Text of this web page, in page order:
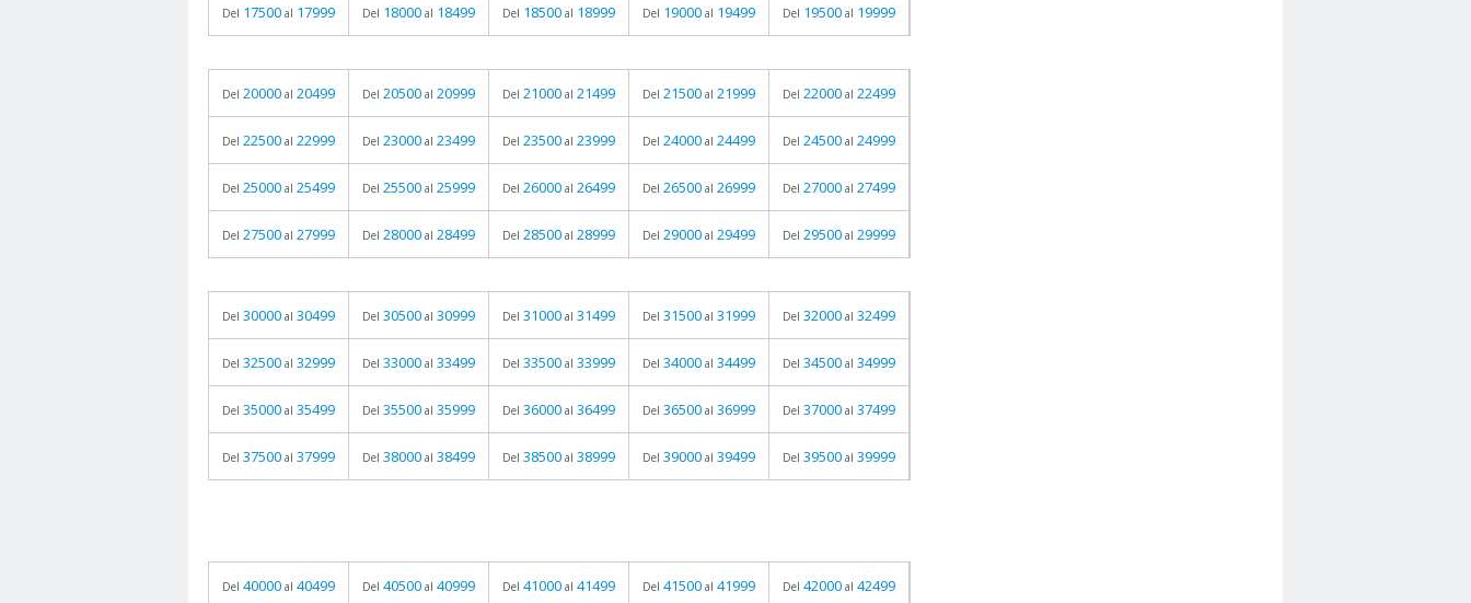
Del 17500 al 17999 Del 18000 al 18499 Del 18500 al 18999 Del 19000 al 19499 Del 19500 al 19999
Del 20000 al 20499 Del 20500 al 20999 Del 21000 al 21499 Del 21500 al 21999 Del 22000 al 22499
Del 22500 al 22999 Del 23000 al 23499 Del 23500 al 23999 Del 24000 al 24499 Del 24500 al 24999
Del 25000 al 25499 Del 25500 al 25999 Del 26000 al 26499 Del 26500 al 26999 Del 27000 al 27499
Del 27500 al 27999 Del 28000 al 28499 Del 28500 al 28999 Del 29000 al 29499 Del 29500 al 29999
Del 30000 al 30499 Del 30500 al 30999 Del 31000 al 31499 Del 31500 al 31999 Del 32000 al 32499
Del 32500 al 32999 Del 33000 al 33499 Del 33500 al 33999 Del 34000 al 34499 Del 34500 al 34999
Del 35000 al 35499 Del 35500 al 35999 Del 36000 al 36499 Del 36500 al 36999 Del 37000 al 37499
Del 37500 al 37999 Del 38000 al 38499 Del 38500 al 38999 Del 39000 al 39499 Del 39500 al 39999
Del 40000 al 40499 Del 40500 al 40999 Del 41000 al 41499 Del 41500 al 41999 Del 42000 al 42499